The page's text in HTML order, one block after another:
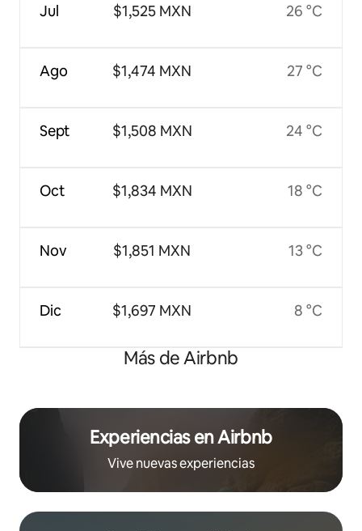
Jul
Ago
Sept
Oct
Nov
Dic
$1,525 MXN
$1,474 MXN
$1,508 MXN
$1,834 MXN
$1,851 MXN
$1,697 MXN
26 °C
27 °C
24 °C
18 °C
13 °C
8 °C
Más de Airbnb
Experiencias en Airbnb
Vive nuevas experiencias